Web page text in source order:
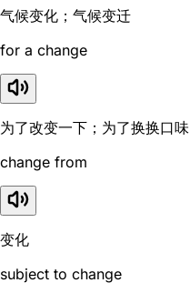
气候变化；气候变迁
for a change
为了改变一下；为了换换口味
change from
变化
subject to change